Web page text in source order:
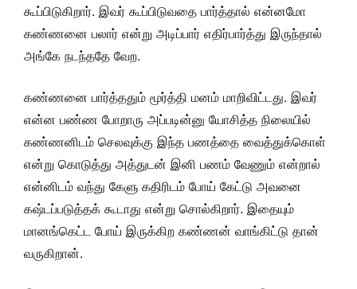
கூப்பிடுகிறார். இவர் கூப்பிடுவதை பார்த்தால் என்னமோ
கண்ணனை பலார் என்று அடிப்பார் எதிர்பார்த்து இருந்தால்
அங்கே நடந்ததே வேற.
கண்ணனை பார்த்ததும் மூர்த்தி மனம் மாறிவிட்டது. இவர்
என்ன பண்ண போறாரு அப்படின்னு யோசித்த நிலையில்
கண்ணனிடம் செலவுக்கு இந்த பணத்தை வைத்துக்கொள்
என்று கொடுத்து அத்துடன் இனி பணம் வேணும் என்றால்
என்னிடம் வந்து கேளு கதிரிடம் போய் கேட்டு அவனை
கஷ்டப்படுத்தக் கூடாது என்று சொல்கிறார். இதையும்
மானங்கெட்ட போய் இருக்கிற கண்ணன் வாங்கிட்டு தான்
வருகிறான்.